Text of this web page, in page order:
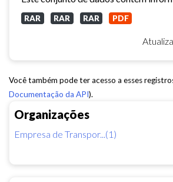
Organizações
Empresa de Transpor...(1)
RAR RAR RAR PDF
Você também pode ter acesso a esses
Documentação da API).